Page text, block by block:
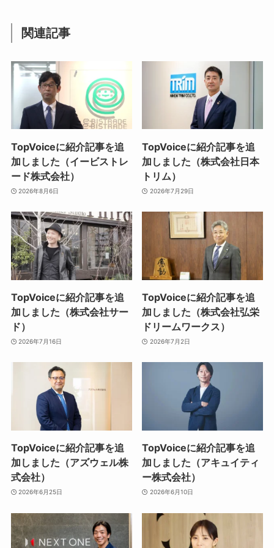
関連記事
TopVoiceに紹介記事を追
加しました（イービストレ
ード株式会社）
2026年8月6日
TopVoiceに紹介記事を追
加しました（株式会社日本
トリム）
2026年7月29日
TopVoiceに紹介記事を追
加しました（株式会社サー
ド）
2026年7月16日
TopVoiceに紹介記事を追
加しました（株式会社弘栄
ドリームワークス）
2026年7月2日
TopVoiceに紹介記事を追
加しました（アズウェル株
式会社）
2026年6月25日
TopVoiceに紹介記事を追
加しました（アキュイティ
ー株式会社）
2026年6月10日